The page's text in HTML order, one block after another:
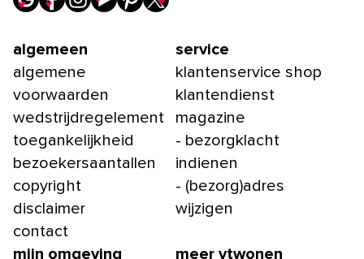
algemeen
algemene
voorwaarden
wedstrijdregelement
toegankelijkheid
bezoekersaantallen
copyright
disclaimer
contact
service
klantenservice shop
klantendienst
magazine
- bezorgklacht
indienen
- (bezorg)adres
wijzigen
mijn omgeving meer vtwonen